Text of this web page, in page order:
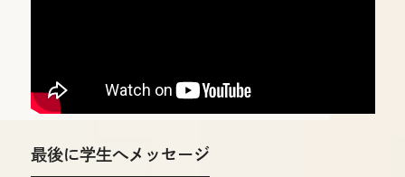
最後に学生へメッセージ